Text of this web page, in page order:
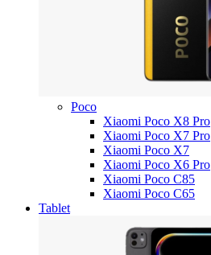
Poco
Xiaomi Poco X8 Pro
Xiaomi Poco X7 Pro
Xiaomi Poco X7
Xiaomi Poco X6 Pro
Xiaomi Poco C85
Xiaomi Poco C65
Tablet